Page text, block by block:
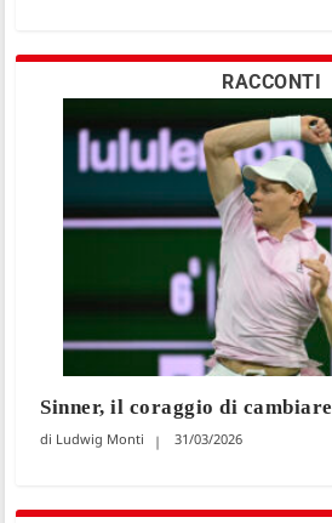
RACCONTI
Sinner, il coraggio di cambiare
Ludwig Monti 31/03/2026